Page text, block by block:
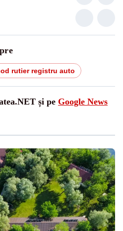
rutier registru auto
și pe Google News